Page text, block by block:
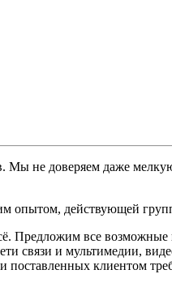
не доверяем даже
действующей
Предложим все
связи и мультимедии,
поставленных клиентом